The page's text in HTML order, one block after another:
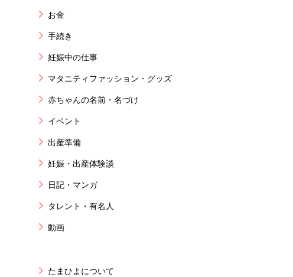
お金
手続き
妊娠中の仕事
マタニティファッション・グッズ
赤ちゃんの名前・名づけ
イベント
出産準備
妊娠・出産体験談
日記・マンガ
タレント・有名人
動画
たまひよについて